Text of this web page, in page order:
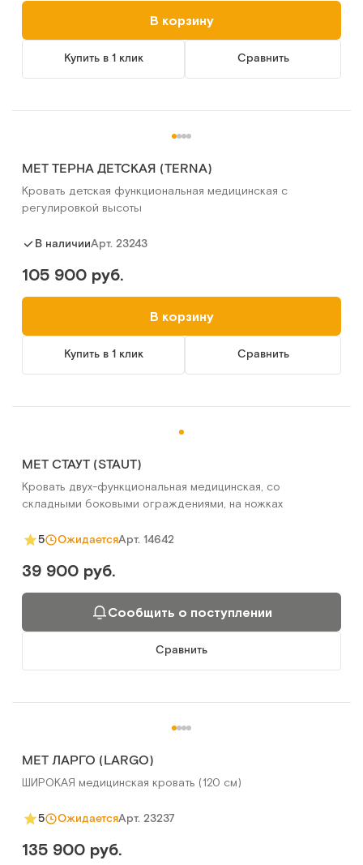
В корзину
Купить в 1 клик Сравнить
MET ТЕРНА ДЕТСКАЯ (TERNA)
Кровать детская функциональная медицинская с
регулировкой высоты
В наличииАрт. 23243
105 900 руб.
В корзину
Купить в 1 клик Сравнить
MET СТАУТ (STAUT)
Кровать двух-функциональная медицинская, со
складными боковыми ограждениями, на ножках
5 ОжидаетсяАрт. 14642
39 900 руб.
Сообщить о поступлении
Сравнить
MET ЛАРГО (LARGO)
ШИРОКАЯ медицинская кровать (120 см)
5 ОжидаетсяАрт. 23237
135 900 руб.